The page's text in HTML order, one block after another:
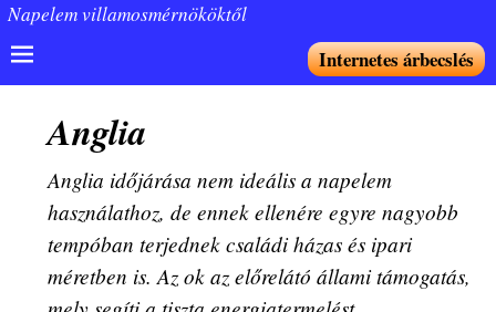
Napelem villamosmérnököktől
Internetes árbecslés
Anglia
Anglia időjárása nem ideális a napelem
használathoz, de ennek ellenére egyre nagyobb
tempóban terjednek családi házas és ipari
méretben is. Az ok az előrelátó állami támogatás,